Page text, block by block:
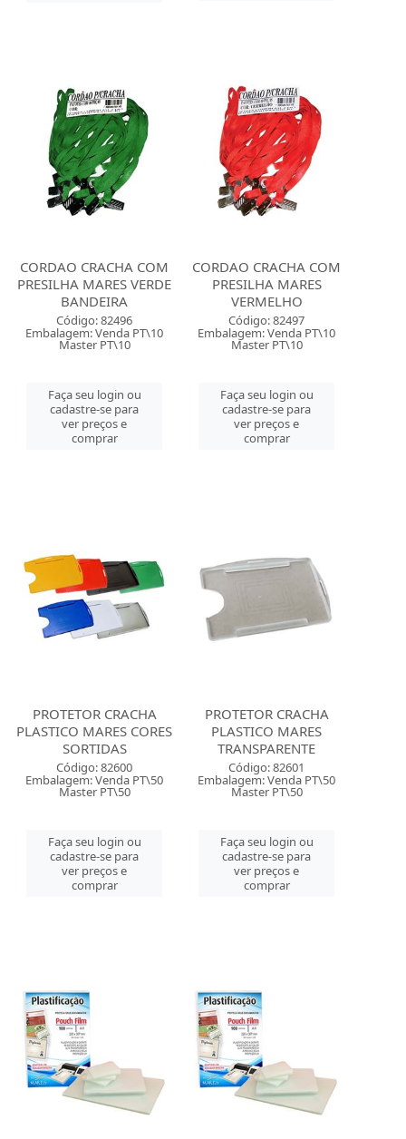
CORDAO CRACHA COM
PRESILHA MARES VERDE
BANDEIRA
Código: 82496
Embalagem: Venda PT\10
Master PT\10
Faça seu login ou
cadastre-se para
ver preços e
comprar
CORDAO CRACHA COM
PRESILHA MARES
VERMELHO
Código: 82497
Embalagem: Venda PT\10
Master PT\10
Faça seu login ou
cadastre-se para
ver preços e
comprar
PROTETOR CRACHA
PLASTICO MARES CORES
SORTIDAS
Código: 82600
Embalagem: Venda PT\50
Master PT\50
Faça seu login ou
cadastre-se para
ver preços e
comprar
PROTETOR CRACHA
PLASTICO MARES
TRANSPARENTE
Código: 82601
Embalagem: Venda PT\50
Master PT\50
Faça seu login ou
cadastre-se para
ver preços e
comprar